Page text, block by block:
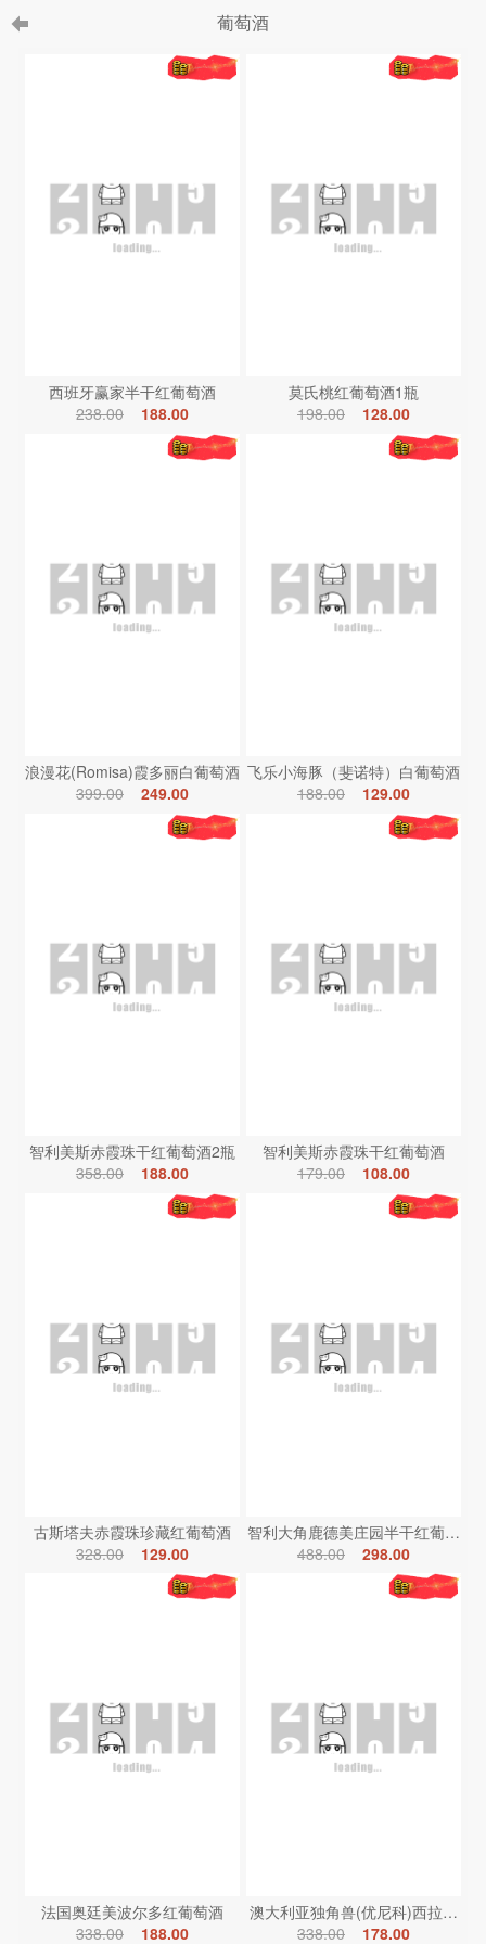
葡萄酒
西班牙赢家半干红葡萄酒
238.00
188.00
莫氏桃红葡萄酒1瓶
198.00
128.00
浪漫花(Romisa)霞多丽白葡萄酒
399.00
249.00
飞乐小海豚（斐诺特）白葡萄酒
188.00
129.00
智利美斯赤霞珠干红葡萄酒2瓶
358.00
188.00
智利美斯赤霞珠干红葡萄酒
179.00
108.00
古斯塔夫赤霞珠珍藏红葡萄酒
328.00
129.00
智利大角鹿德美庄园半干红葡萄酒
488.00
298.00
法国奥廷美波尔多红葡萄酒
338.00
188.00
澳大利亚独角兽(优尼科)西拉红葡
338.00
178.00